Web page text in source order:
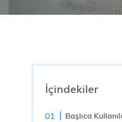
İçindekiler
Başlıca